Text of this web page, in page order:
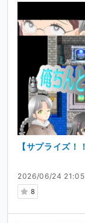
キャラについて
主人公のあかり
だいております
[リンク
[リンク](絵：
あかり母には
ジー）ノーマル
す！
改めて支援して
私たちのゲーム
2026/06/24 21:05
8
【サプライズ！